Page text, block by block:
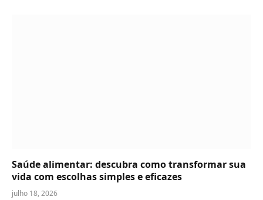
Saúde alimentar: descubra como transformar sua
vida com escolhas simples e eficazes
julho 18, 2026